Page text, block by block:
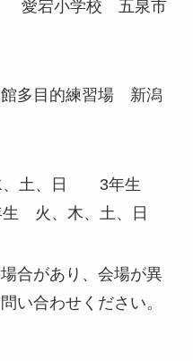
宕小学校 五泉市
多目的練習場 新潟
、土、日 3年生
火、木、土、日
合があり、会場が異
い合わせください。